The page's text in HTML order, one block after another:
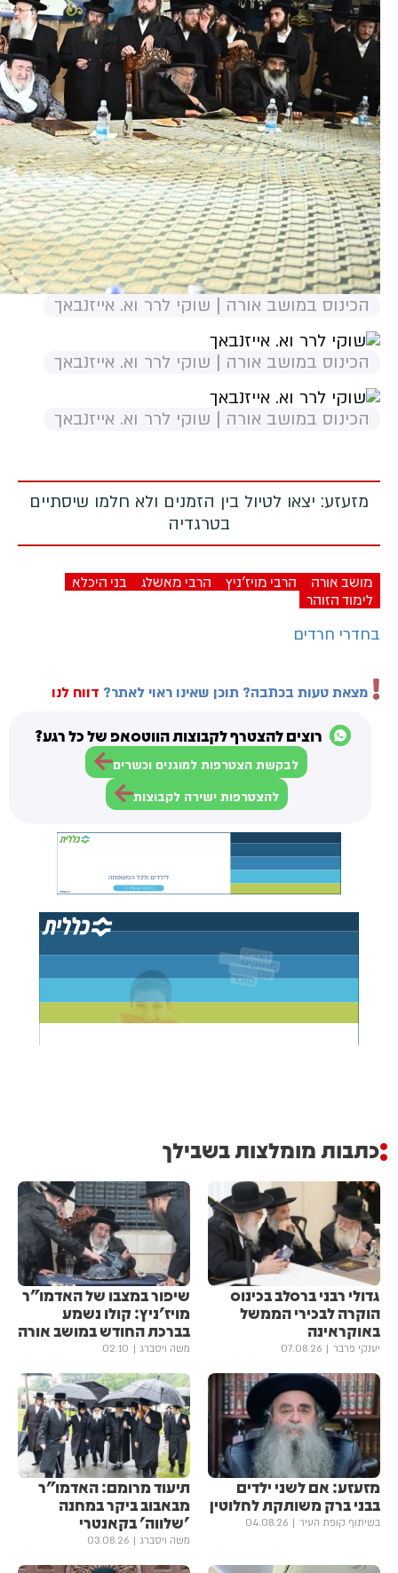
הכינוס במושב אורה | שוקי לרר וא. אייזנבאך
הכינוס במושב אורה | שוקי לרר וא. אייזנבאך
הכינוס במושב אורה | שוקי לרר וא. אייזנבאך
מזעזע: יצאו לטיול בין הזמנים ולא חלמו שיסתיים
בטרגדיה
מושב אורה הרבי מויז'ניץ הרבי מאשלג
בני היכלא
לימוד הזוהר
בחדרי חרדים
מצאת טעות בכתבה? תוכן שאינו ראוי לאתר? דווח לנו
רוצים להצטרף לקבוצות הווטסאפ של כל רגע?
לבקשת הצטרפות למוגנים וכשרים
להצטרפות ישירה לקבוצות
כתבות מומלצות בשבילך
גדולי רבני ברסלב בכינוס
הוקרה לבכירי הממשל
באוקראינה
יענקי פרבר 07.08.26
שיפור במצבו של האדמו"ר
מויז'ניץ: קולו נשמע
בברכת החודש במושב אורה
משה ויסברג 02:10
מזעזע: אם לשני ילדים
בבני ברק משותקת לחלוטין
בשיתוף קופת העיר 04.08.26
תיעוד מרומם: האדמו"ר
מבאבוב ביקר במחנה
'שלווה' בקאנטרי
משה ויסברג 03.08.26